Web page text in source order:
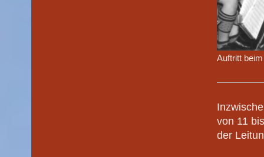
Auftritt
von 11
der